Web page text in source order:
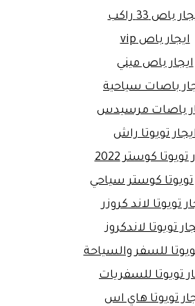
باص 33 راكب
ايجار باص vip
ايجار باص ميني
باصات سياحية
باصات مرسيدس
ايجار تويوتا راش
تويوتا كوستر 2022
تويوتا كوستر سياحي
تويوتا لاند كروزر
تويوتا لاندكروز
للسفر والسياحة
تويوتا للسفريات
تويوتا هاي اس